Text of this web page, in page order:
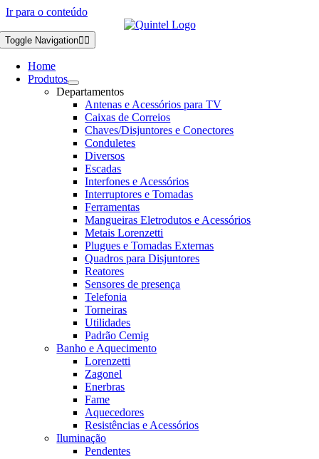
Ir para o conteúdo
Toggle Navigation
Home
Produtos
Departamentos
Antenas e Acessórios para TV
Caixas de Correios
Chaves/Disjuntores e Conectores
Conduletes
Diversos
Escadas
Interfones e Acessórios
Interruptores e Tomadas
Ferramentas
Mangueiras Eletrodutos e Acessórios
Metais Lorenzetti
Plugues e Tomadas Externas
Quadros para Disjuntores
Reatores
Sensores de presença
Telefonia
Torneiras
Utilidades
Padrão Cemig
Banho e Aquecimento
Lorenzetti
Zagonel
Enerbras
Fame
Aquecedores
Resistências e Acessórios
Iluminação
Pendentes